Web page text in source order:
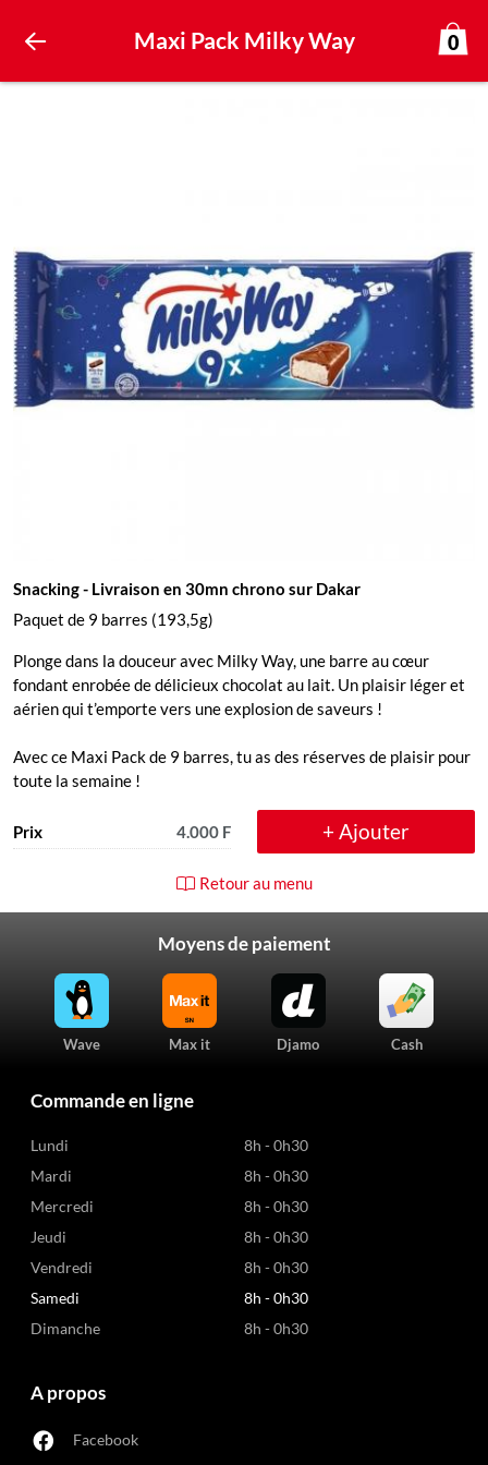
Maxi Pack Milky Way 0
Snacking- Livraison en 30mn chrono sur Dakar
Paquet de 9 barres (193,5g)
Plonge dans la douceur avec Milky Way, une barre au cœur
fondant enrobée de délicieux chocolat au lait. Un plaisir léger et
aérien qui t’emporte vers une explosion de saveurs !
Avec ce Maxi Pack de 9 barres, tu as des réserves de plaisir pour
toute la semaine !
Prix 4.000 F + Ajouter
Retour au menu
Moyens de paiement
Wave Max it Djamo Cash
Commande en ligne
Lundi
8h - 0h30
Mardi
8h - 0h30
Mercredi
8h - 0h30
Jeudi
8h - 0h30
Vendredi
8h - 0h30
Samedi
8h - 0h30
Dimanche
8h - 0h30
A propos
Facebook